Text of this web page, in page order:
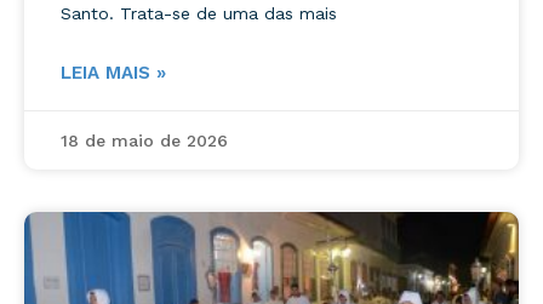
Santo. Trata-se de uma das mais
LEIA MAIS »
18 de maio de 2026